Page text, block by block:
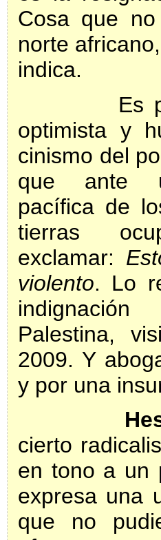
Cosa que
norte
indica.
Es
optimista y
cinismo del
que ante
pacífica de
tierras
exclamar:
violento. Lo
Palestina,
2009. Y
y por una
cierto
en tono a un
expresa una
que no